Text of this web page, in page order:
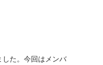
た。今回はメンバ